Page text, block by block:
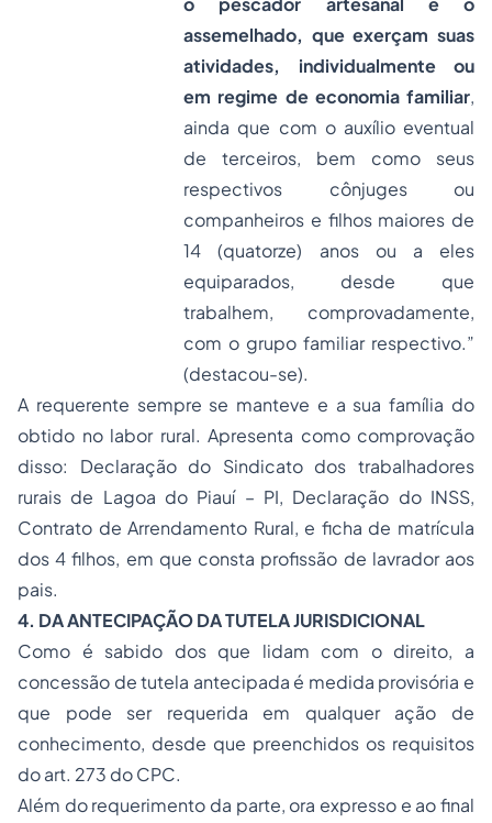
assemelhado, que exerçam suas
atividades, individualmente ou
em regime de economia familiar,
ainda que com o auxílio eventual
de terceiros, bem como seus
respectivos cônjuges ou
companheiros e filhos maiores de
14 (quatorze) anos ou a eles
equiparados, desde que
trabalhem, comprovadamente,
com o grupo familiar respectivo.”
(destacou-se).
A requerente sempre se manteve e a sua família do
obtido no labor rural. Apresenta como comprovação
disso: Declaração do Sindicato dos trabalhadores
rurais de Lagoa do Piauí – PI, Declaração do INSS,
Contrato de Arrendamento Rural, e ficha de matrícula
dos 4 filhos, em que consta profissão de lavrador aos
pais.
4. DA ANTECIPAÇÃO DA TUTELA JURISDICIONAL
Como é sabido dos que lidam com o direito, a
concessão de tutela antecipada é medida provisória e
que pode ser requerida em qualquer ação de
conhecimento, desde que preenchidos os requisitos
do art. 273 do CPC.
Além do requerimento da parte, ora expresso e ao final